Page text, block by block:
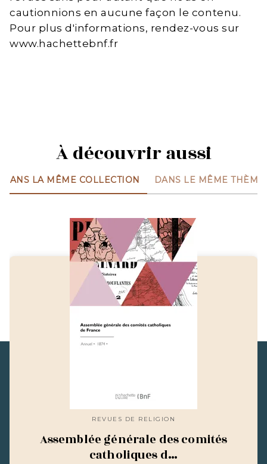
cautionnions en aucune façon le contenu.
Pour plus d'informations, rendez-vous sur
www.hachettebnf.fr
À découvrir aussi
DANS LA MÊME COLLECTION DANS LE MÊME THÈME
REVUES DE RELIGION
Assemblée générale des comités
catholiques d…